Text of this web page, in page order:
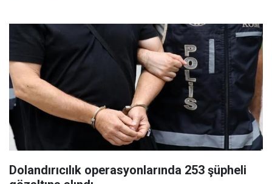
Dolandırıcılık operasyonlarında 253 şüpheli